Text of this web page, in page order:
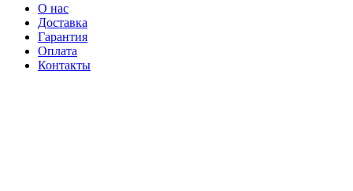
О нас
Доставка
Гарантия
Оплата
Контакты